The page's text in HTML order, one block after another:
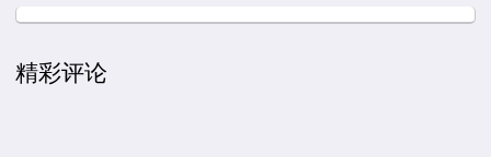
精彩评论